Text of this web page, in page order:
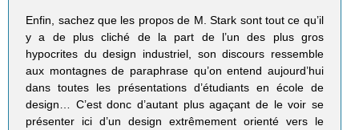
Enfin, sachez que les propos de M. Stark sont tout ce qu’il
y a de plus cliché de la part de l’un des plus gros
hypocrites du design industriel, son discours ressemble
aux montagnes de paraphrase qu’on entend aujourd’hui
dans toutes les présentations d’étudiants en école de
design… C’est donc d’autant plus agaçant de le voir se
présenter ici d’un design extrêmement orienté vers le